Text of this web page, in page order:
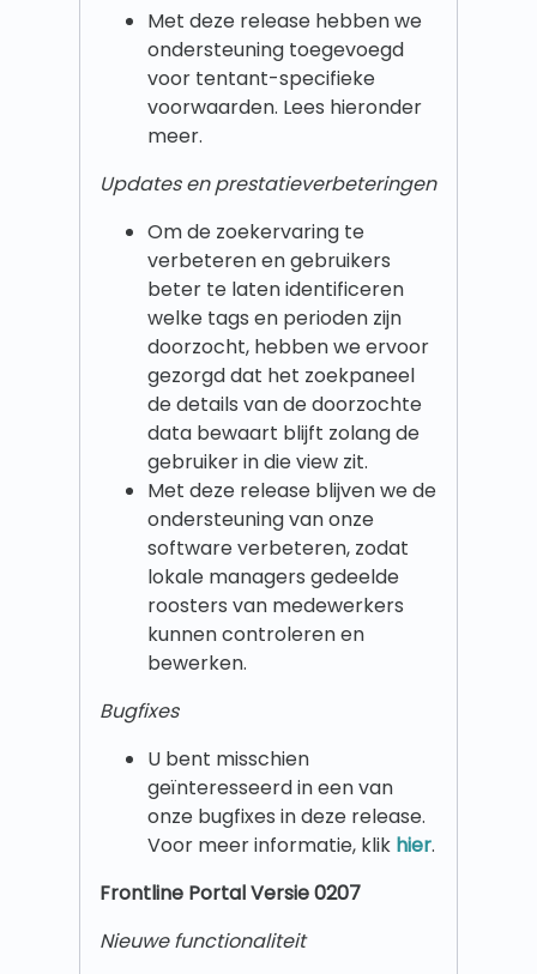
Met deze release hebben we
ondersteuning toegevoegd
voor tentant-specifieke
voorwaarden. Lees hieronder
meer.
Updates en prestatieverbeteringen
Om de zoekervaring te
verbeteren en gebruikers
beter te laten identificeren
welke tags en perioden zijn
doorzocht, hebben we ervoor
gezorgd dat het zoekpaneel
de details van de doorzochte
data bewaart blijft zolang de
gebruiker in die view zit.
Met deze release blijven we de
ondersteuning van onze
software verbeteren, zodat
lokale managers gedeelde
roosters van medewerkers
kunnen controleren en
bewerken.
Bugfixes
U bent misschien
geïnteresseerd in een van
onze bugfixes in deze release.
Voor meer informatie, klik hier.
Frontline Portal Versie 0207
Nieuwe functionaliteit